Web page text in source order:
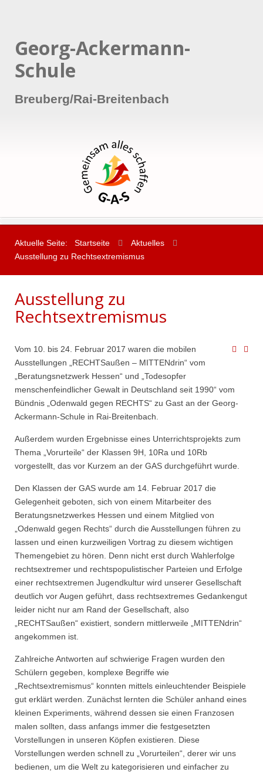
Georg-Ackermann-
Schule
Breuberg/Rai-Breitenbach
Aktuelle Seite: Startseite
Aktuelles
Ausstellung zu Rechtsextremismus
Ausstellung zu
Rechtsextremismus
Vom 10. bis 24. Februar 2017 waren die mobilen
Ausstellungen „RECHTSaußen – MITTENdrin“ vom
„Beratungsnetzwerk Hessen“ und „Todesopfer
menschenfeindlicher Gewalt in Deutschland seit 1990“ vom
Bündnis „Odenwald gegen RECHTS“ zu Gast an der Georg-
Ackermann-Schule in Rai-Breitenbach.
Außerdem wurden Ergebnisse eines Unterrichtsprojekts zum
Thema „Vorurteile“ der Klassen 9H, 10Ra und 10Rb
vorgestellt, das vor Kurzem an der GAS durchgeführt wurde.
Den Klassen der GAS wurde am 14. Februar 2017 die
Gelegenheit geboten, sich von einem Mitarbeiter des
Beratungsnetzwerkes Hessen und einem Mitglied von
„Odenwald gegen Rechts“ durch die Ausstellungen führen zu
lassen und einen kurzweiligen Vortrag zu diesem wichtigen
Themengebiet zu hören. Denn nicht erst durch Wahlerfolge
rechtsextremer und rechtspopulistischer Parteien und Erfolge
einer rechtsextremen Jugendkultur wird unserer Gesellschaft
deutlich vor Augen geführt, dass rechtsextremes Gedankengut
leider nicht nur am Rand der Gesellschaft, also
„RECHTSaußen“ existiert, sondern mittlerweile „MITTENdrin“
angekommen ist.
Zahlreiche Antworten auf schwierige Fragen wurden den
Schülern gegeben, komplexe Begriffe wie
„Rechtsextremismus“ konnten mittels einleuchtender Beispiele
gut erklärt werden. Zunächst lernten die Schüler anhand eines
kleinen Experiments, während dessen sie einen Franzosen
malen sollten, dass anfangs immer die festgesetzten
Vorstellungen in unseren Köpfen existieren. Diese
Vorstellungen werden schnell zu „Vorurteilen“, derer wir uns
bedienen, um die Welt zu kategorisieren und einfacher zu